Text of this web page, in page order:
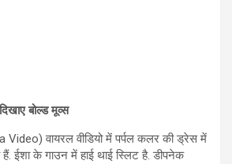
बोल्ड मूव्स
Video) वायरल वीडियो में पर्पल कलर की ड्रेस में
हैं. ईशा के गाउन में हाई थाई स्लिट है. डीपनेक